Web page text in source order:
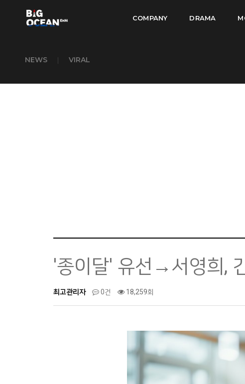
COMPANY DRAMA
NEWS | VIRAL
'종이달' 유선→서영희,
최고관리자 0건 18,259회